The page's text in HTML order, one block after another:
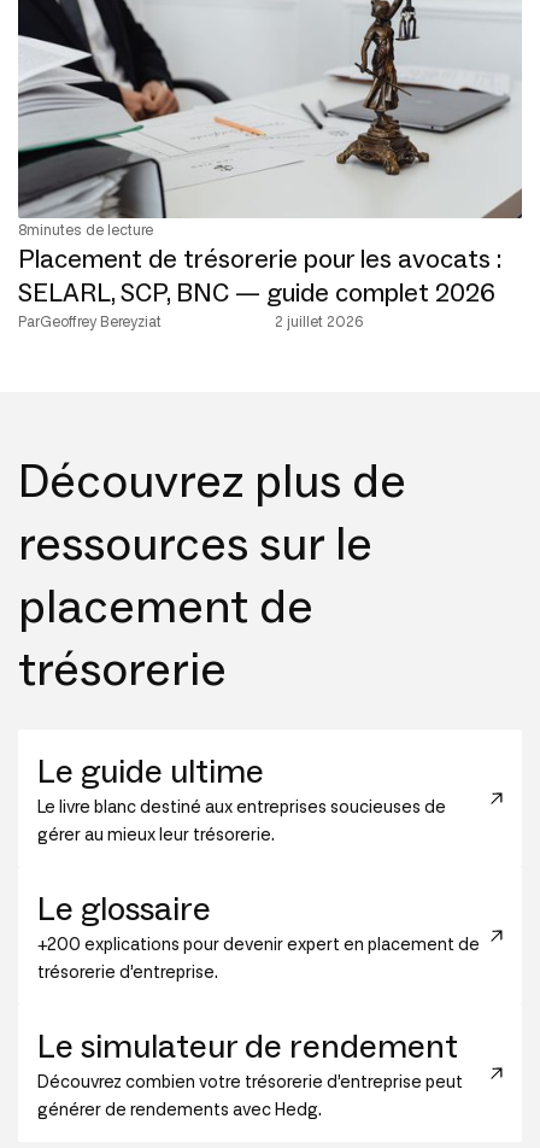
8minutes de lecture
Placement de trésorerie pour les avocats :
SELARL, SCP, BNC — guide complet 2026
ParGeoffrey Bereyziat 2 juillet 2026
Découvrez plus de
ressources sur le
placement de
trésorerie
Le guide ultime
Le livre blanc destiné aux entreprises soucieuses de
gérer au mieux leur trésorerie.
Le glossaire
+200 explications pour devenir expert en placement de
trésorerie d’entreprise.
Le simulateur de rendement
Découvrez combien votre trésorerie d’entreprise peut
générer de rendements avec Hedg.